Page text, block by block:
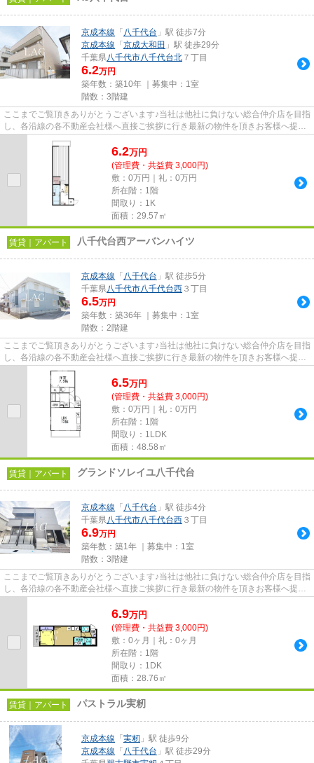
京成本線 「 八千代台 」駅 徒歩7分
京成本線 「 京成大和田 」駅 徒歩29分
千葉県八千代市八千代台北 ７丁目
6.2万円
築年数：築10年 ｜募集中： 1室
階数：3階建
ここまでご覧頂きありがとうございます♪当社は他社に負けない総合仲介店を目指
し、各沿線の各不動産会社様へ直接ご挨拶に行き最新の物件を頂きお客様へ提供
6.2万円
(管理費・共益費 3,000円)
敷：0万円｜礼：0万円
所在階：1階
間取り：1K
面積：29.57㎡
賃貸｜アパート 八千代台西アーバンハイツ
京成本線 「 八千代台 」駅 徒歩5分
千葉県八千代市八千代台西 ３丁目
6.5万円
築年数：築36年 ｜募集中： 1室
階数：2階建
ここまでご覧頂きありがとうございます♪当社は他社に負けない総合仲介店を目指
し、各沿線の各不動産会社様へ直接ご挨拶に行き最新の物件を頂きお客様へ提供
しております！最新の情報は...
6.5万円
(管理費・共益費 3,000円)
敷：0万円｜礼：0万円
所在階：1階
間取り：1LDK
面積：48.58㎡
賃貸｜アパート グランドソレイユ八千代台
京成本線 「 八千代台 」駅 徒歩4分
千葉県八千代市八千代台西 ３丁目
6.9万円
築年数：築1年 ｜募集中： 1室
階数：3階建
ここまでご覧頂きありがとうございます♪当社は他社に負けない総合仲介店を目指
し、各沿線の各不動産会社様へ直接ご挨拶に行き最新の物件を頂きお客様へ提供
6.9万円
(管理費・共益費 3,000円)
敷：0ヶ月｜礼：0ヶ月
所在階：1階
間取り：1DK
面積：28.76㎡
賃貸｜アパート パストラル実籾
京成本線 「 実籾 」駅 徒歩9分
京成本線 「 八千代台 」駅 徒歩29分